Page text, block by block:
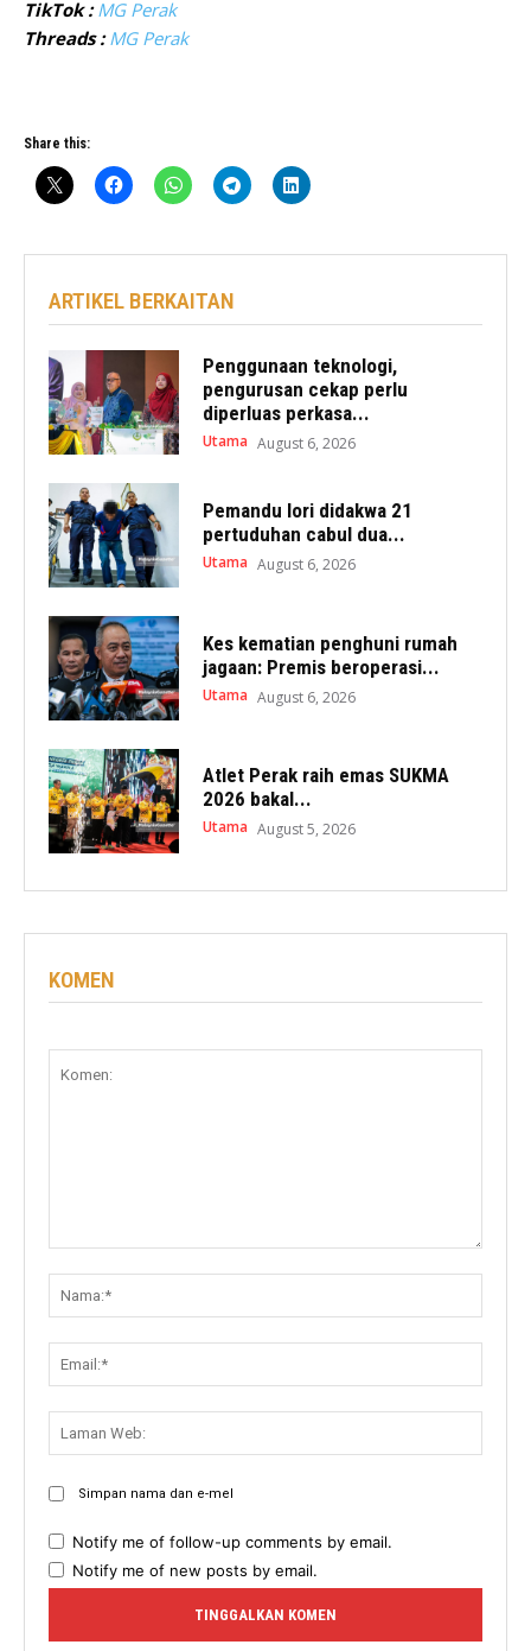
TikTok : MG Perak
Threads : MG Perak
Share this:
ARTIKEL BERKAITAN
Penggunaan teknologi,
pengurusan cekap perlu
diperluas perkasa...
Utama August 6, 2026
Pemandu lori didakwa 21
pertuduhan cabul dua...
Utama August 6, 2026
Kes kematian penghuni rumah
jagaan: Premis beroperasi...
Utama August 6, 2026
Atlet Perak raih emas SUKMA
2026 bakal...
Utama August 5, 2026
KOMEN
Simpan nama dan e-mel
Notify me of follow-up comments by email.
Notify me of new posts by email.